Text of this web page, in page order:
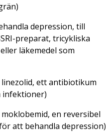
depression, till
preparat, tricykliska
läkemedel som
ett antibiotikum
infektioner)
en reversibel
att behandla depression)